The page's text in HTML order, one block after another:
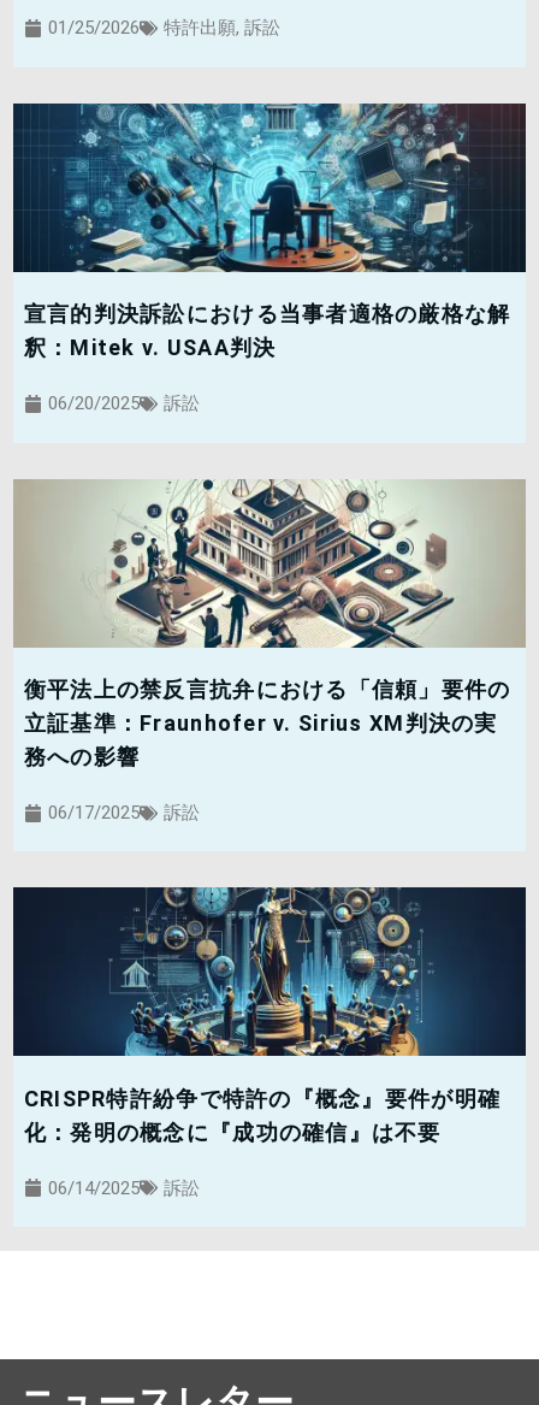
01/25/2026 特許出願, 訴訟
宣言的判決訴訟における当事者適格の厳格な解
釈：Mitek v. USAA判決
06/20/2025 訴訟
衡平法上の禁反言抗弁における「信頼」要件の
立証基準：Fraunhofer v. Sirius XM判決の実
務への影響
06/17/2025 訴訟
CRISPR特許紛争で特許の『概念』要件が明確
化：発明の概念に『成功の確信』は不要
06/14/2025 訴訟